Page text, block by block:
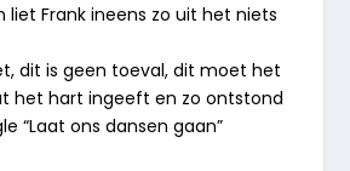
liet Frank ineens zo uit het niets
dit is geen toeval, dit moet het
het hart ingeeft en zo ontstond
“Laat ons dansen gaan”